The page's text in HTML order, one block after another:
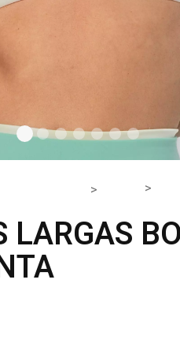
LARGAS